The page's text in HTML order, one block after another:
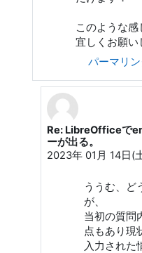
このような感
宜しくお願い
パーマリン
isahaya sigure への
Re: LibreOfficeで
ーが出る。
2023年 01月 14日(
ううむ、ど
が、
当初の質問
点もあり現
入力された